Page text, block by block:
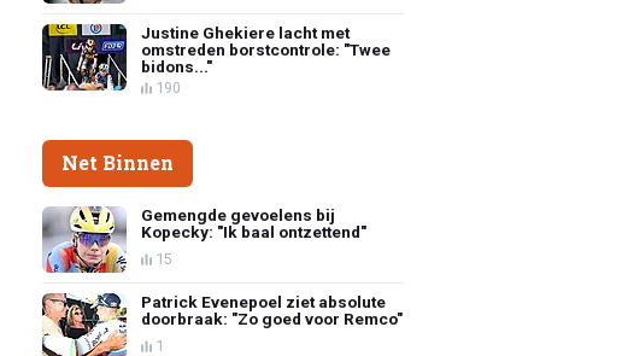
Justine Ghekiere lacht met
omstreden borstcontrole: "Twee
bidons..."
190
Net Binnen
Gemengde gevoelens bij
Kopecky: "Ik baal ontzettend"
15
Patrick Evenepoel ziet absolute
doorbraak: "Zo goed voor Remco"
1